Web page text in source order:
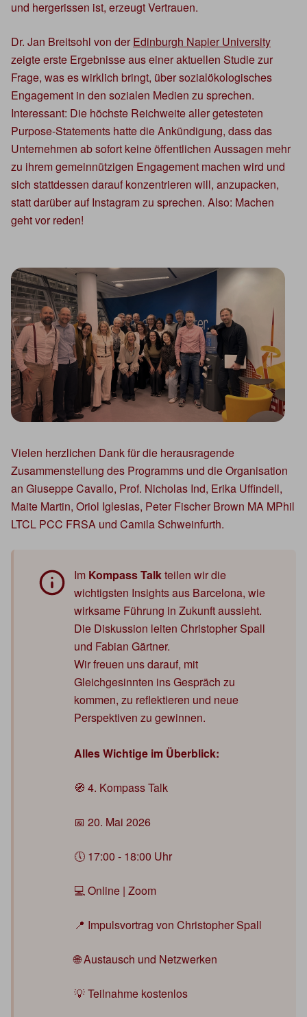
und hergerissen ist, erzeugt Vertrauen.
Dr. Jan Breitsohl von der Edinburgh Napier University
zeigte erste Ergebnisse aus einer aktuellen Studie zur
Frage, was es wirklich bringt, über sozialökologisches
Engagement in den sozialen Medien zu sprechen.
Interessant: Die höchste Reichweite aller getesteten
Purpose-Statements hatte die Ankündigung, dass das
Unternehmen ab sofort keine öffentlichen Aussagen mehr
zu ihrem gemeinnützigen Engagement machen wird und
sich stattdessen darauf konzentrieren will, anzupacken,
statt darüber auf Instagram zu sprechen. Also: Machen
geht vor reden!
Vielen herzlichen Dank für die herausragende
Zusammenstellung des Programms und die Organisation
an Giuseppe Cavallo, Prof. Nicholas Ind, Erika Uffindell,
Maite Martin, Oriol Iglesias, Peter Fischer Brown MA MPhil
LTCL PCC FRSA und Camila Schweinfurth.
Im Kompass Talkteilen wir die
wichtigsten Insights aus Barcelona, wie
wirksame Führung in Zukunft aussieht.
Die Diskussion leiten Christopher Spall
und Fabian Gärtner.
Wir freuen uns darauf, mit
Gleichgesinnten ins Gespräch zu
kommen, zu reflektieren und neue
Perspektiven zu gewinnen.
Alles Wichtige im Überblick:
🧭 4. Kompass Talk
📅 20. Mai 2026
🕔 17:00 - 18:00 Uhr
💻 Online | Zoom
📍 Impulsvortrag von Christopher Spall
🌐 Austausch und Netzwerken
💡 Teilnahme kostenlos